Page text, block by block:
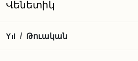
Վենետիկ
Yıl / Թուական